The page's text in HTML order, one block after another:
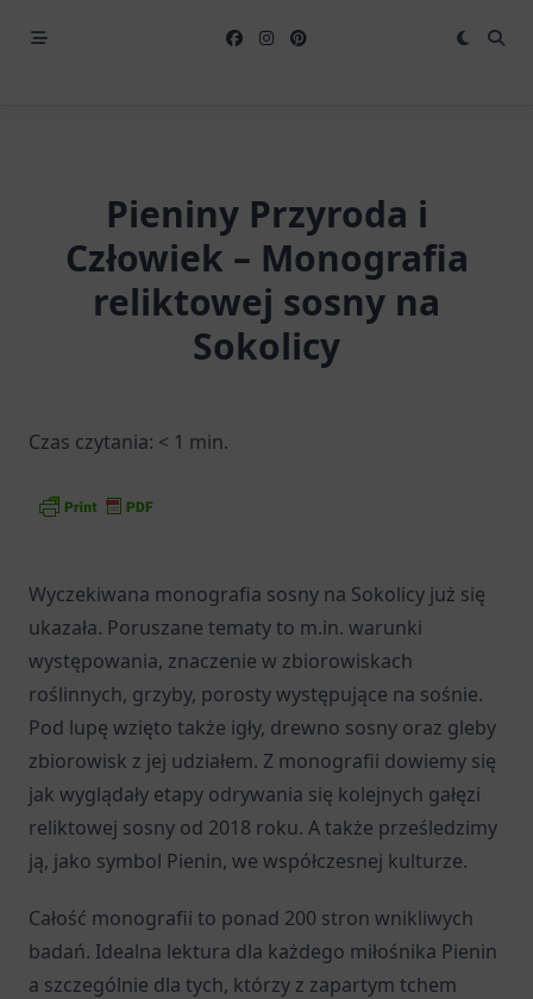
Pieniny Przyroda i
Człowiek – Monografia
reliktowej sosny na
Sokolicy
Czas czytania: < 1 min.
Wyczekiwana monografia sosny na Sokolicy już się
ukazała. Poruszane tematy to m.in. warunki
występowania, znaczenie w zbiorowiskach
roślinnych, grzyby, porosty występujące na sośnie.
Pod lupę wzięto także igły, drewno sosny oraz gleby
zbiorowisk z jej udziałem. Z monografii dowiemy się
jak wyglądały etapy odrywania się kolejnych gałęzi
reliktowej sosny od 2018 roku. A także prześledzimy
ją, jako symbol Pienin, we współczesnej kulturze.
Całość monografii to ponad 200 stron wnikliwych
badań. Idealna lektura dla każdego miłośnika Pienin
a szczególnie dla tych, którzy z zapartym tchem